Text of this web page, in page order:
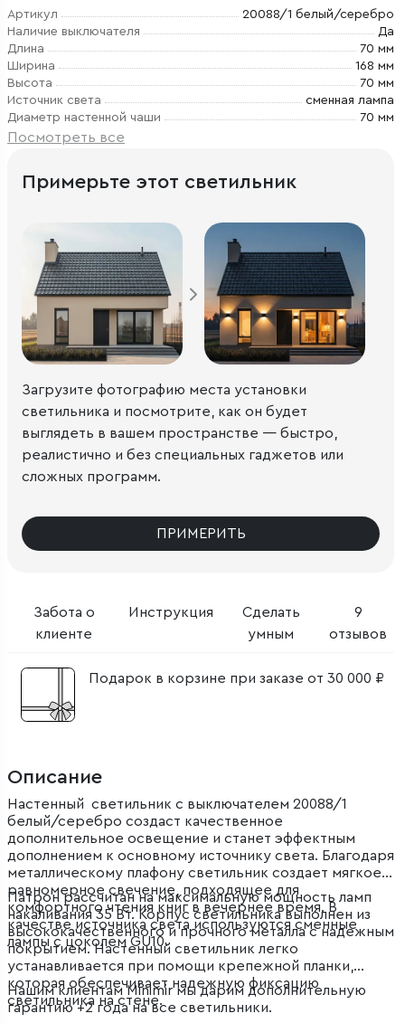
Артикул
20088/1 белый/серебро
Наличие выключателя
Да
Длина
70 мм
Ширина
168 мм
Высота
70 мм
Источник света
сменная лампа
Диаметр настенной чаши
70 мм
Посмотреть все
Забота о
клиенте
Инструкция
Сделать
умным
9
отзывов
Подарок в корзине при заказе от 30 000 ₽
Примерьте этот светильник
Загрузите фотографию места установки
светильника и посмотрите, как он будет
выглядеть в вашем пространстве — быстро,
реалистично и без специальных гаджетов или
сложных программ.
ПРИМЕРИТЬ
Описание
Настенный светильник с выключателем 20088/1
белый/серебро создаст качественное
дополнительное освещение и станет эффектным
дополнением к основному источнику света. Благодаря
металлическому плафону светильник создает мягкое
равномерное свечение, подходящее для
комфортного чтения книг в вечернее время. В
качестве источника света используются сменные
лампы с цоколем GU10.
Патрон рассчитан на максимальную мощность ламп
накаливания 35 Вт. Корпус светильника выполнен из
высококачественного и прочного металла с надежным
покрытием. Настенный светильник легко
устанавливается при помощи крепежной планки,
которая обеспечивает надежную фиксацию
светильника на стене.
Нашим клиентам Minimir мы дарим дополнительную
гарантию +2 года на все светильники.